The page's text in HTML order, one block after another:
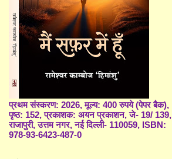
प्रथम संस्करण: 2026, मूल्य: 400 रुपये (पेपर बैक),
पृष्ठ: 152, प्रकाशक: अयन प्रकाशन, जे- 19/ 139,
राजापुरी, उत्तम नगर, नई दिल्ली- 110059, ISBN:
978-93-6423-487-0